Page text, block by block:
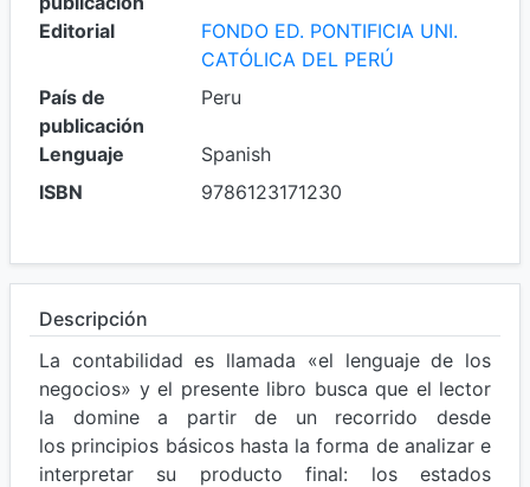
Editorial
FONDO ED. PONTIFICIA UNI.
CATÓLICA DEL PERÚ
País de
publicación
Peru
Lenguaje
Spanish
ISBN
9786123171230
Descripción
La contabilidad es llamada «el lenguaje de los
negocios» y el presente libro busca que el lector
la domine a partir de un recorrido desde
los principios básicos hasta la forma de analizar e
interpretar su producto final: los estados